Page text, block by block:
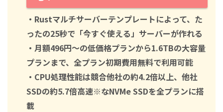
・Rustマルチサーバーテンプレートによって、た
ったの25秒で「今すぐ使える」サーバーが作れる
・月額496円～の低価格プランから1.6TBの大容量
プランまで、全プラン初期費用無料で利用可能
・CPU処理性能は競合他社の約4.2倍以上、他社
SSDの約5.7倍高速※なNVMe SSDを全プランに搭
載